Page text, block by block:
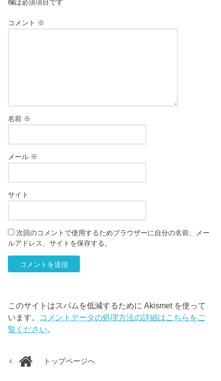
欄は必須項目です
コメント ※
名前 ※
メール ※
サイト
次回のコメントで使用するためブラウザーに自分の名前、メー
ルアドレス、サイトを保存する。
このサイトはスパムを低減するために Akismet を使って
います。 コメントデータの処理方法の詳細はこちらをご
覧ください。
トップページへ